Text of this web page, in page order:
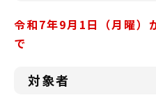
令和7年9月1日
（月曜
で
対象者